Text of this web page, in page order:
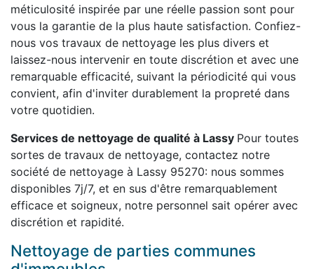
méticulosité inspirée par une réelle passion sont pour
vous la garantie de la plus haute satisfaction. Confiez-
nous vos travaux de nettoyage les plus divers et
laissez-nous intervenir en toute discrétion et avec une
remarquable efficacité, suivant la périodicité qui vous
convient, afin d'inviter durablement la propreté dans
votre quotidien.
Services de nettoyage de qualité à Lassy Pour toutes
sortes de travaux de nettoyage, contactez notre
société de nettoyage à Lassy 95270: nous sommes
disponibles 7j/7, et en sus d'être remarquablement
efficace et soigneux, notre personnel sait opérer avec
discrétion et rapidité.
Nettoyage de parties communes